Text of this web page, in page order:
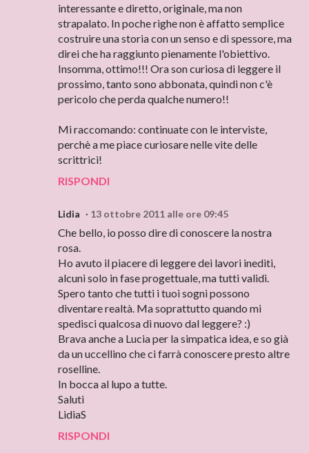
interessante e diretto, originale, ma non
strapalato. In poche righe non è affatto semplice
costruire una storia con un senso e di spessore, ma
direi che ha raggiunto pienamente l'obiettivo.
Insomma, ottimo!!! Ora son curiosa di leggere il
prossimo, tanto sono abbonata, quindi non c'è
pericolo che perda qualche numero!!
Mi raccomando: continuate con le interviste,
perchè a me piace curiosare nelle vite delle
scrittrici!
RISPONDI
Lidia 13 ottobre 2011 alle ore 09:45
Che bello, io posso dire di conoscere la nostra
rosa.
Ho avuto il piacere di leggere dei lavori inediti,
alcuni solo in fase progettuale, ma tutti validi.
Spero tanto che tutti i tuoi sogni possono
diventare realtà. Ma soprattutto quando mi
spedisci qualcosa di nuovo dal leggere? :)
Brava anche a Lucia per la simpatica idea, e so già
da un uccellino che ci farrà conoscere presto altre
roselline.
In bocca al lupo a tutte.
Saluti
LidiaS
RISPONDI